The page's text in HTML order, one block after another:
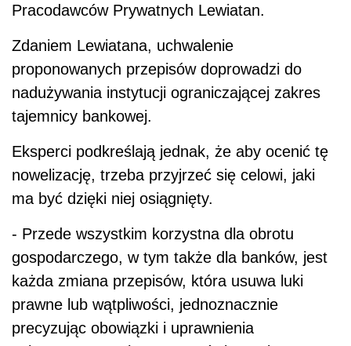
Pracodawców Prywatnych Lewiatan.
Zdaniem Lewiatana, uchwalenie
proponowanych przepisów doprowadzi do
nadużywania instytucji ograniczającej zakres
tajemnicy bankowej.
Eksperci podkreślają jednak, że aby ocenić tę
nowelizację, trzeba przyjrzeć się celowi, jaki
ma być dzięki niej osiągnięty.
- Przede wszystkim korzystna dla obrotu
gospodarczego, w tym także dla banków, jest
każda zmiana przepisów, która usuwa luki
prawne lub wątpliwości, jednoznacznie
precyzując obowiązki i uprawnienia